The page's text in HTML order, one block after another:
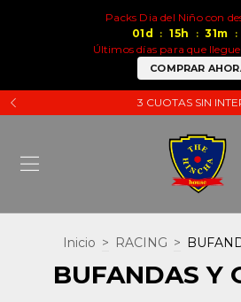
Packs Dia del Niño con
01 d : 15h : 31m :
Últimos días para que
COMPRAR
3 CUOTAS SIN
Inicio > RACING >
BUFANDAS Y